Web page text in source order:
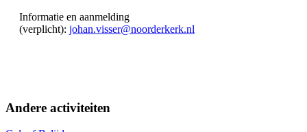
Informatie en aanmelding
(verplicht): johan.visser@noorderkerk.nl
Andere activiteiten